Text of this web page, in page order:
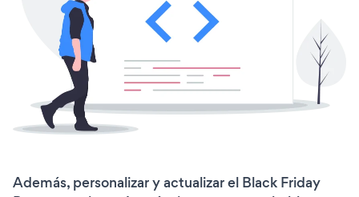
Además, personalizar y actualizar el Black Friday